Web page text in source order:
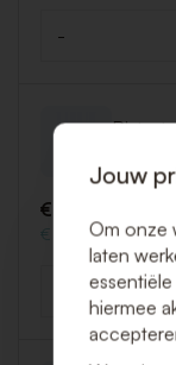
-
€ 48,00 (Excl.
€ 58,08 (Incl.
Aantal
Jouw
Om onze
laten
hiermee